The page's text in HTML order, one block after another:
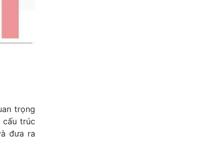
trọng
cấu trúc
đưa ra